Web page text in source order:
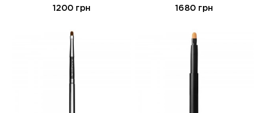
1200 грн 1680 грн